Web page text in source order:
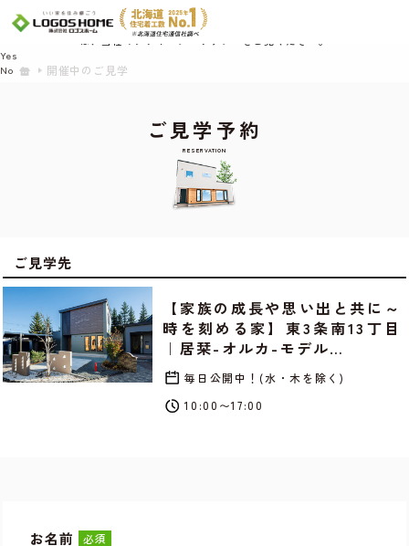
開催中のご見学
ご見学予約
RESERVATION
ご見学先
【家族の成長や思い出と共に～
時を刻める家】東3条南13丁目
｜居栞-オルカ-モデル…
毎日公開中！(水・木を除く)
10:00〜17:00
お名前 必須
Cookie を使用して、お客様の活動を追跡してもよろしいですか? 当社ではお客様の
プライバシーを極めて重視しています。詳細について、およびご質問がある場合
は、当社のプライバシーポリシーをご覧ください。
Yes
No